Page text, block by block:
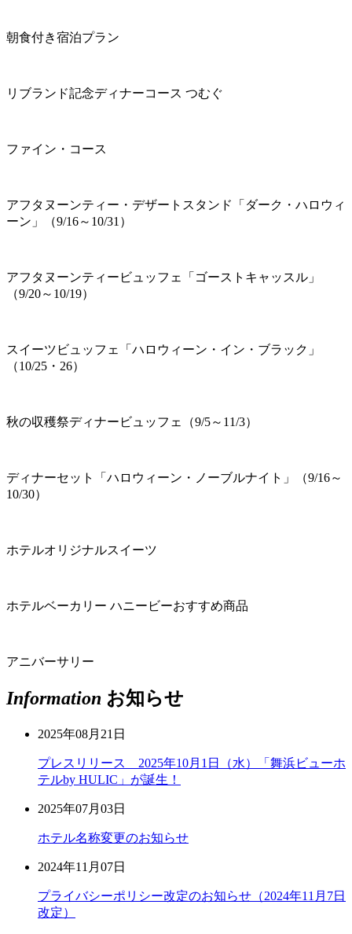
朝食付き宿泊プラン
リブランド記念ディナーコース つむぐ
ファイン・コース
アフタヌーンティー・デザートスタンド「ダーク・ハロウィ
ーン」（9/16～10/31）
アフタヌーンティービュッフェ「ゴーストキャッスル」
（9/20～10/19）
スイーツビュッフェ「ハロウィーン・イン・ブラック」
（10/25・26）
秋の収穫祭ディナービュッフェ（9/5～11/3）
ディナーセット「ハロウィーン・ノーブルナイト」（9/16～
10/30）
ホテルオリジナルスイーツ
ホテルベーカリー ハニービーおすすめ商品
アニバーサリー
Information お知らせ
2025年08月21日
プレスリリース 2025年10月1日（水）「舞浜ビューホ
テルby HULIC」が誕生！
2025年07月03日
ホテル名称変更のお知らせ
2024年11月07日
プライバシーポリシー改定のお知らせ（2024年11月7日
改定）